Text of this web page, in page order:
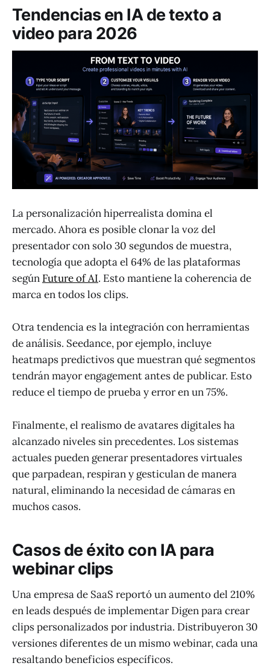
Tendencias en IA de texto a
video para 2026
La personalización hiperrealista domina el
mercado. Ahora es posible clonar la voz del
presentador con solo 30 segundos de muestra,
tecnología que adopta el 64% de las plataformas
según Future of AI. Esto mantiene la coherencia de
marca en todos los clips.
Otra tendencia es la integración con herramientas
de análisis. Seedance, por ejemplo, incluye
heatmaps predictivos que muestran qué segmentos
tendrán mayor engagement antes de publicar. Esto
reduce el tiempo de prueba y error en un 75%.
Finalmente, el realismo de avatares digitales ha
alcanzado niveles sin precedentes. Los sistemas
actuales pueden generar presentadores virtuales
que parpadean, respiran y gesticulan de manera
natural, eliminando la necesidad de cámaras en
muchos casos.
Casos de éxito con IA para
webinar clips
Una empresa de SaaS reportó un aumento del 210%
en leads después de implementar Digen para crear
clips personalizados por industria. Distribuyeron 30
versiones diferentes de un mismo webinar, cada una
resaltando beneficios específicos.